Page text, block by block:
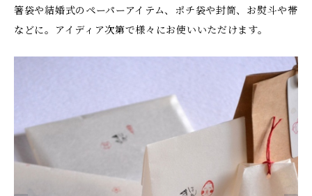
箸袋や結婚式のペーパーアイテム、ポチ袋や封筒、お熨斗や帯
などに。アイディア次第で様々にお使いいただけます。